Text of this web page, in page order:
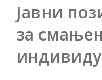
Јавни
за